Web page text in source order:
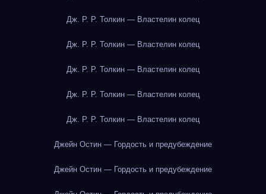
Дж. Р. Р. Толкин — Властелин колец
Дж. Р. Р. Толкин — Властелин колец
Дж. Р. Р. Толкин — Властелин колец
Дж. Р. Р. Толкин — Властелин колец
Дж. Р. Р. Толкин — Властелин колец
Джейн Остин — Гордость и предубеждение
Джейн Остин — Гордость и предубеждение